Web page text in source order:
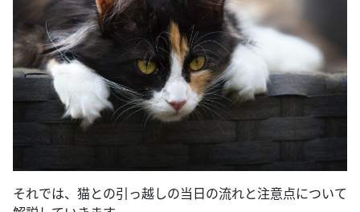
それでは、猫との引っ越しの当日の流れと注意点について